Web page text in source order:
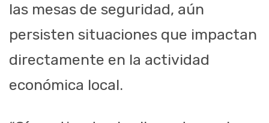
las mesas de seguridad, aún
persisten situaciones que impactan
directamente en la actividad
económica local.